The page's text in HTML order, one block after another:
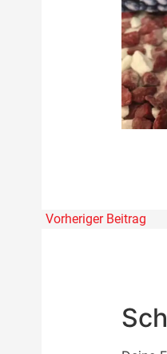
Vorheriger Beitrag